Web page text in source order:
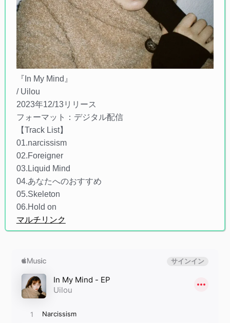
『In My Mind』
/ Uilou
2023年12/13リリース
フォーマット：デジタル配信
【Track List】
01.narcissism
02.Foreigner
03.Liquid Mind
04.あなたへのおすすめ
05.Skeleton
06.Hold on
マルチリンク